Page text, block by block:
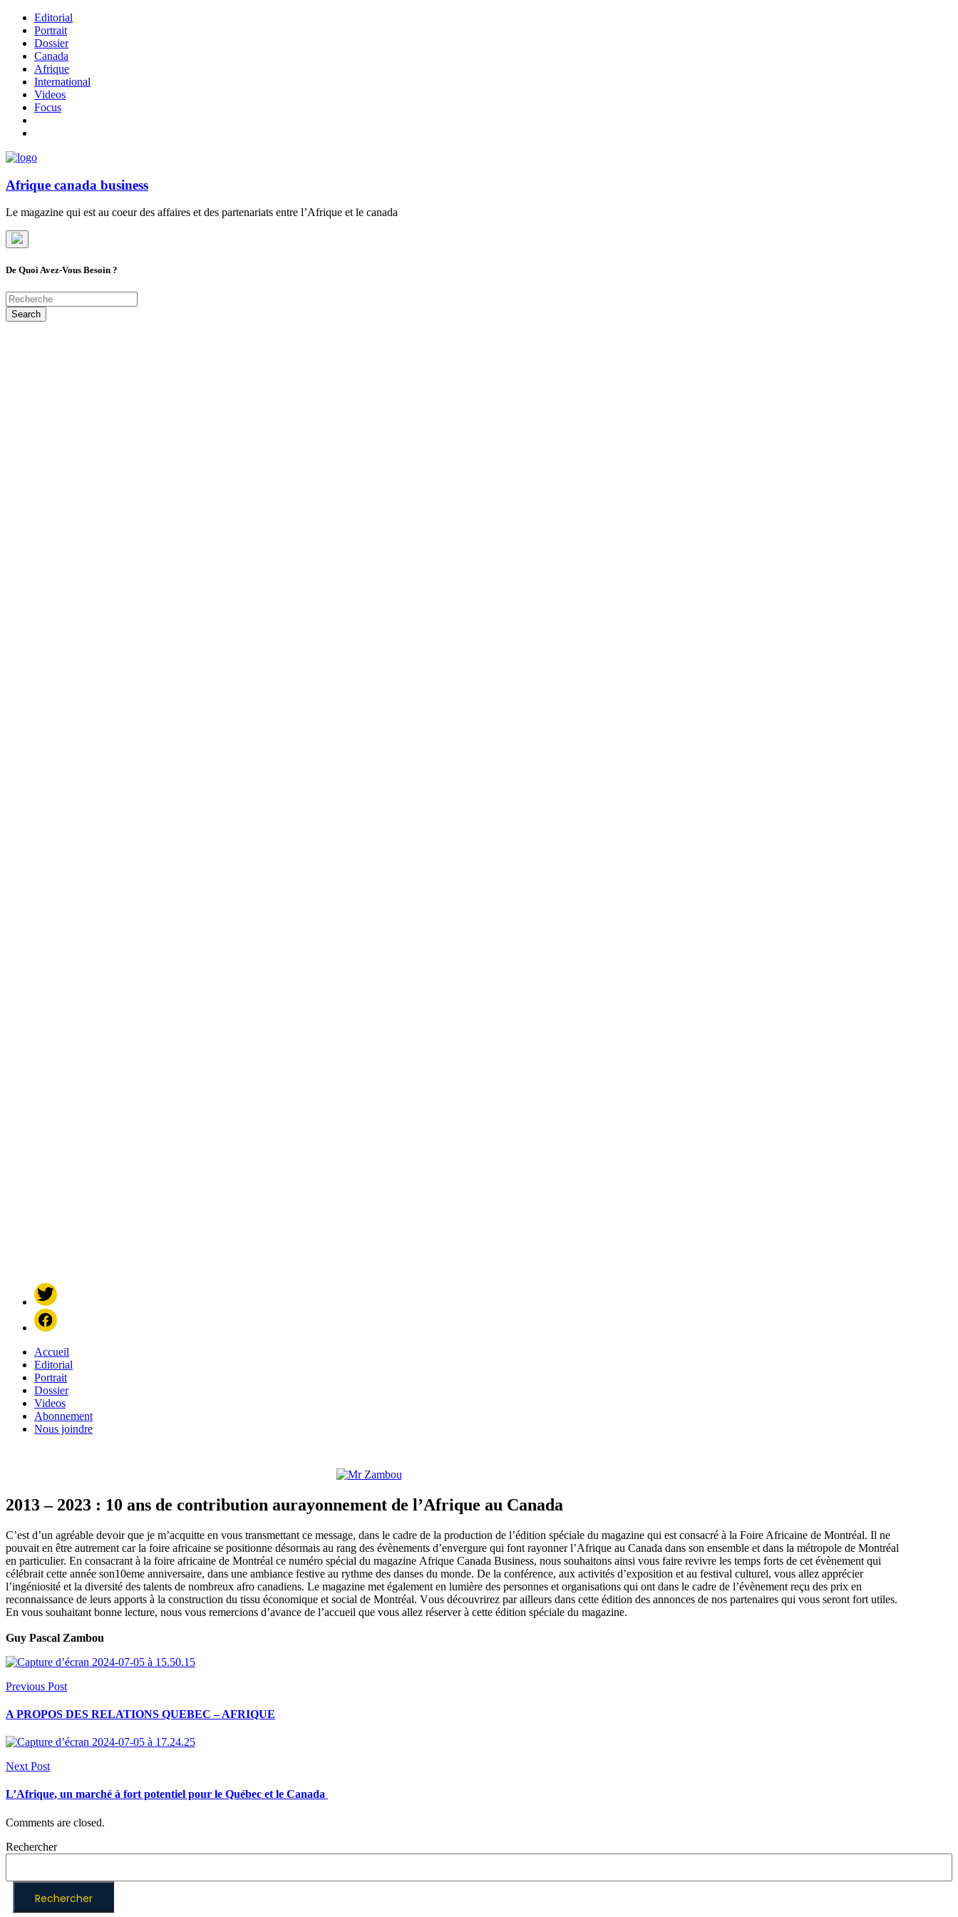
Editorial
Portrait
Dossier
Canada
Afrique
International
Videos
Focus
Afrique canada business
Le magazine qui est au coeur des affaires et des partenariats entre l’Afrique et le canada
De Quoi Avez-Vous Besoin ?
Accueil
Editorial
Portrait
Dossier
Videos
Abonnement
Nous joindre
2013 – 2023 : 10 ans de contribution aurayonnement de l’Afrique au Canada
C’est d’un agréable devoir que je m’acquitte en vous transmettant ce message, dans le cadre de la production de l’édition spéciale du magazine qui est consacré à la Foire Africaine de Montréal. Il ne
pouvait en être autrement car la foire africaine se positionne désormais au rang des évènements d’envergure qui font rayonner l’Afrique au Canada dans son ensemble et dans la métropole de Montréal
en particulier. En consacrant à la foire africaine de Montréal ce numéro spécial du magazine Afrique Canada Business, nous souhaitons ainsi vous faire revivre les temps forts de cet évènement qui
célébrait cette année son10eme anniversaire, dans une ambiance festive au rythme des danses du monde. De la conférence, aux activités d’exposition et au festival culturel, vous allez apprécier
l’ingéniosité et la diversité des talents de nombreux afro canadiens. Le magazine met également en lumière des personnes et organisations qui ont dans le cadre de l’évènement reçu des prix en
reconnaissance de leurs apports à la construction du tissu économique et social de Montréal. Vous découvrirez par ailleurs dans cette édition des annonces de nos partenaires qui vous seront fort utiles.
En vous souhaitant bonne lecture, nous vous remercions d’avance de l’accueil que vous allez réserver à cette édition spéciale du magazine.
Guy Pascal Zambou
Previous Post
A PROPOS DES RELATIONS QUEBEC – AFRIQUE
Next Post
L’Afrique, un marché à fort potentiel pour le Québec et le Canada
Comments are closed.
Rechercher
Rechercher